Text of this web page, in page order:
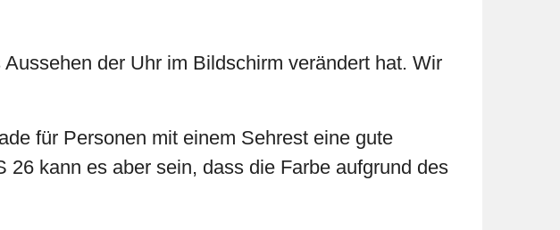
der Uhr im Bildschirm verändert hat. Wir
für Personen mit einem Sehrest eine gute
kann es aber sein, dass die Farbe aufgrund des